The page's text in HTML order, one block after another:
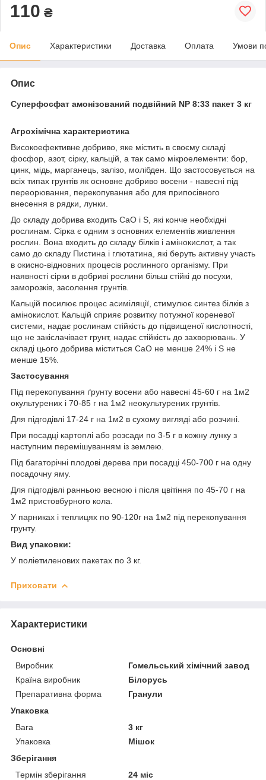
110 ₴
Опис Характеристики Доставка Оплата Умови
Опис
Суперфосфат амонізований подвійний NP 8:33 пакет 3 кг
Агрохімічна характеристика
Високоефективне добриво, яке містить в своєму складі
фосфор, азот, сірку, кальцій, а так само мікроелементи: бор,
цинк, мідь, марганець, залізо, молібден. Що застосовується на
всіх типах грунтів як основне добриво восени - навесні під
переорювання, перекопування або для припосівного
внесення в рядки, лунки.
До складу добрива входить СаО і S, які конче необхідні
рослинам. Сірка є одним з основних елементів живлення
рослин. Вона входить до складу білків і амінокислот, а так
само до складу Пистина і глютатина, які беруть активну участь
в окисно-відновних процесів рослинного організму. При
наявності сірки в добриві рослини більш стійкі до посухи,
заморозків, засолення грунтів.
Кальцій посилює процес асиміляції, стимулює синтез білків з
амінокислот. Кальцій сприяє розвитку потужної кореневої
системи, надає рослинам стійкість до підвищеної кислотності,
що не закіслачівает грунт, надає стійкість до захворювань. У
складі цього добрива міститься СаО не менше 24% і S не
менше 15%.
Застосування
Під перекопування ґрунту восени або навесні 45-60 г на 1м2
окультурених і 70-85 г на 1м2 неокультурених грунтів.
Для підгодівлі 17-24 г на 1м2 в сухому вигляді або розчині.
При посадці картоплі або розсади по 3-5 г в кожну лунку з
наступним перемішуванням із землею.
Під багаторічні плодові дерева при посадці 450-700 г на одну
посадочну яму.
Для підгодівлі ранньою весною і після цвітіння по 45-70 г на
1м2 пристовбурного кола.
У парниках і теплицях по 90-120г на 1м2 під перекопування
грунту.
Вид упаковки:
У поліетиленових пакетах по 3 кг.
Приховати
Характеристики
Основні
Виробник
Гомельський хімічний завод
Країна виробник
Білорусь
Препаративна форма
Гранули
Упаковка
Вага
3 кг
Упаковка
Мішок
Зберігання
Термін зберігання
24 міс